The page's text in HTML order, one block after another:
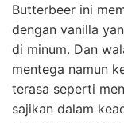
Butterbeer ini
dengan vanilla
di minum. Dan
mentega namun
terasa seperti
sajikan dalam